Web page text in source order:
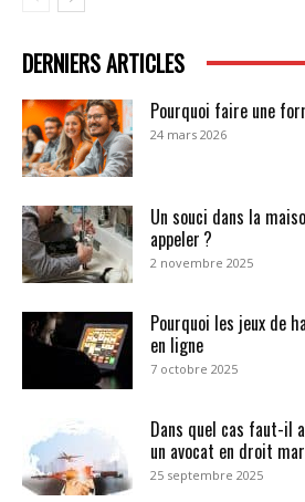
DERNIERS ARTICLES
Pourquoi faire une
24 mars 2026
Un souci dans la
appeler ?
2 novembre 2025
Pourquoi les jeux de
en ligne
7 octobre 2025
Dans quel cas faut-il
un avocat en droit
25 septembre 2025